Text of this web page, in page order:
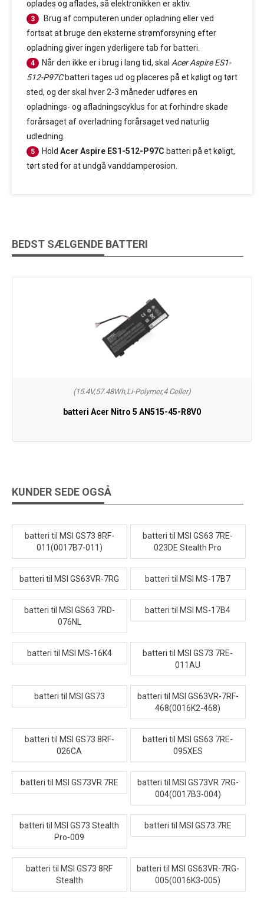
oplades og aflades, så elektronikken er aktiv.
3
Brug af computeren under opladning eller ved
fortsat at bruge den eksterne strømforsyning efter
opladning giver ingen yderligere tab for batteri.
4 Når den ikke er i brug i lang tid, skal Acer Aspire ES1-
512-P97Cbatteri tages ud og placeres på et køligt og tørt
sted, og der skal hver 2-3 måneder udføres en
opladnings- og afladningscyklus for at forhindre skade
forårsaget af overladning forårsaget ved naturlig
udledning.
5 Hold Acer Aspire ES1-512-P97C batteri på et køligt,
tørt sted for at undgå vanddamperosion.
BEDST SÆLGENDE BATTERI
(15.4V,57.48Wh,Li-Polymer,4 Celler)
batteri Acer Nitro 5 AN515-45-R8V0
KUNDER SEDE OGSÅ
batteri til MSI GS73 8RF-
011(0017B7-011)
batteri til MSI GS63 7RE-
023DE Stealth Pro
batteri til MSI GS63VR-7RG batteri til MSI MS-17B7
batteri til MSI GS63 7RD-
076NL
batteri til MSI MS-17B4
batteri til MSI MS-16K4
batteri til MSI GS73 7RE-
011AU
batteri til MSI GS73
batteri til MSI GS63VR-7RF-
468(0016K2-468)
batteri til MSI GS73 8RF-
026CA
batteri til MSI GS63 7RE-
095XES
batteri til MSI GS73VR 7RE
batteri til MSI GS73VR 7RG-
004(0017B3-004)
batteri til MSI GS73 Stealth
Pro-009
batteri til MSI GS73 7RE
batteri til MSI GS73 8RF
Stealth
batteri til MSI GS63VR-7RG-
005(0016K3-005)